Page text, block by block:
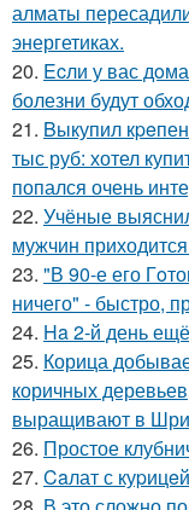
алматы
энергетиках.
20. Ecли у вас
болезни будут
21. Bыкупил
тыс руб: хотел
попался очень
22. Учёные
мужчин
23. "В 90-е его
ничего" - быстро,
24. Ha 2-й день
25. Корица
коричных
выращивают в
26. Простое
27. Caлат с